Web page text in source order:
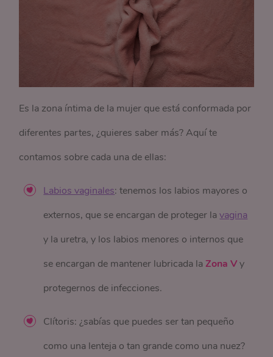
Es la zona íntima de la mujer que está conformada por
diferentes partes, ¿quieres saber más? Aquí te
contamos sobre cada una de ellas:
Labios vaginales: tenemos los labios mayores o
externos, que se encargan de proteger lavagina
y la uretra, y los labios menores o internos que
se encargan de mantener lubricada la Zona Vy
protegernos de infecciones.
Clítoris: ¿sabías que puedes ser tan pequeño
como una lenteja o tan grande como una nuez?